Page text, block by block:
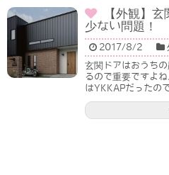
【外観】
少ない問題！
2017/8/2
玄関ドアはおうち
るので重要ですよ
はYKKAPだったの